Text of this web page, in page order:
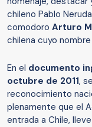
chileno Pablo
comodoro Arturo
chilena cuyo
En el documento
octubre de 2011,
reconocimiento
plenamente que el
entrada a Chile,